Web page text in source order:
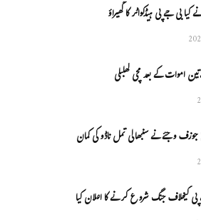
بی جے پی ہیڈکواٹر کا گھیراؤ
اموات کے بعد مچی کھلبلی
جوزف وجئے نے سنبھالی تمل ناڈو کی کمان
کیخلاف جنگ شروع کرنے کا اعلان کیا